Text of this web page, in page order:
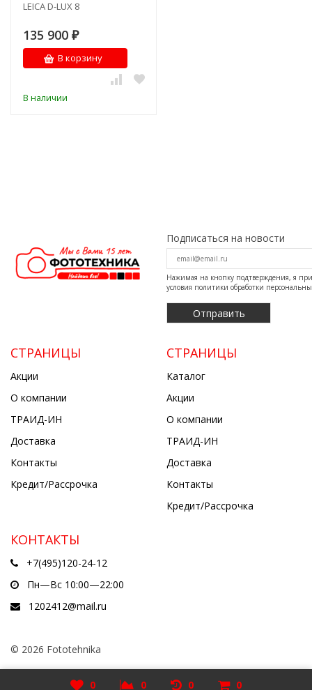
LEICA D-LUX 8
135 900 ₽
В корзину
В наличии
Подписаться на новости
Нажимая на кнопку подтверждения, я
условия политики обработки
СТРАНИЦЫ
Акции
О компании
ТРАИД-ИН
Доставка
Контакты
Кредит/Рассрочка
СТРАНИЦЫ
Каталог
Акции
О компании
ТРАИД-ИН
Доставка
Контакты
Кредит/Рассрочка
КОНТАКТЫ
+7(495)120-24-12
Пн—Вс 10:00—22:00
1202412@mail.ru
© 2026 Fototehnika
Разработано в5cube.ru
0 0 0 0